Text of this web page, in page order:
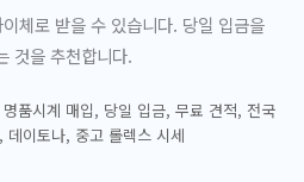
체로 받을 수 있습니다. 당일 입금을
것을 추천합니다.
품시계 매입, 당일 입금, 무료 견적, 전국
데이토나, 중고 롤렉스 시세